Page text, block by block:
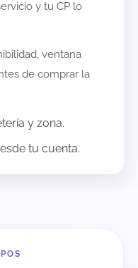
y tu CP lo
ventana
de comprar la
y zona.
tu cuenta.